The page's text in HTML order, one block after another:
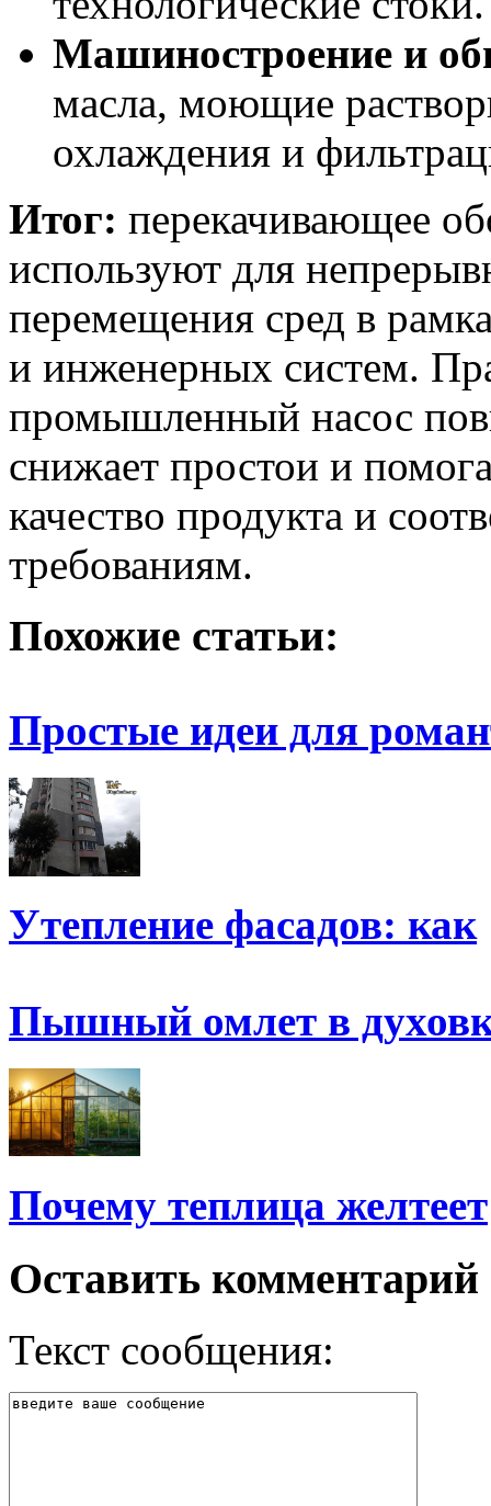
Машиностроение и
масла, моющие
охлаждения и
Итог: перекачивающее
используют для
перемещения сред в
и инженерных систем.
промышленный насос
снижает простои и
качество продукта и
требованиям.
Похожие статьи:
Простые идеи для
Утепление фасадов: как
Пышный омлет в
Почему теплица желтеет
Оставить комментарий
Текст сообщения: